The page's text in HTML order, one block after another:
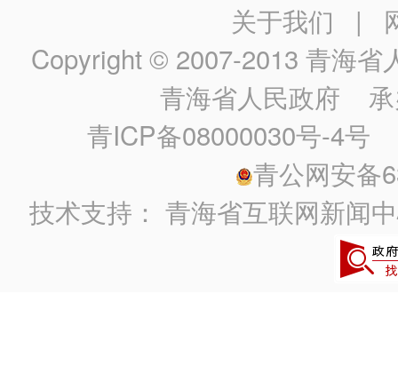
关于我们 |
Copyright © 2007-2013 青海省
青海省人民政府 承
青ICP备08000030号-4号
青公网安备
技术支持：青海省互联网新闻